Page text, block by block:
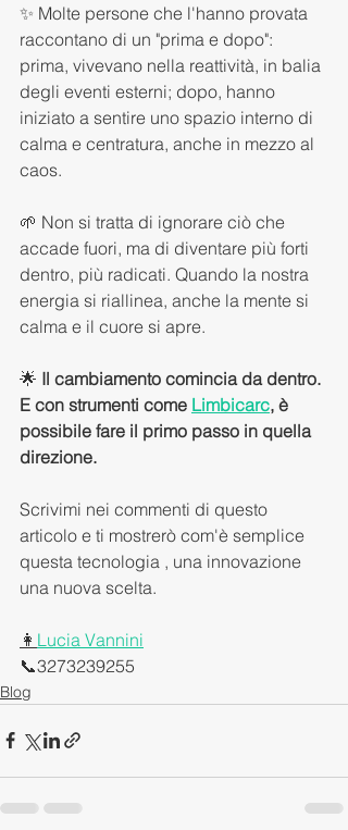
✨ Molte persone che l'hanno provata
raccontano di un "prima e dopo":
prima, vivevano nella reattività, in balia
degli eventi esterni; dopo, hanno
iniziato a sentire uno spazio interno di
calma e centratura, anche in mezzo al
caos.
🌱 Non si tratta di ignorare ciò che
accade fuori, ma di diventare più forti
dentro, più radicati. Quando la nostra
energia si riallinea, anche la mente si
calma e il cuore si apre.
🌟 Il cambiamento comincia da dentro.
E con strumenti come Limbicarc, è
possibile fare il primo passo in quella
direzione.
Scrivimi nei commenti di questo
articolo e ti mostrerò com'è semplice
questa tecnologia , una innovazione
una nuova scelta.
👩 Lucia Vannini
📞3273239255
Blog